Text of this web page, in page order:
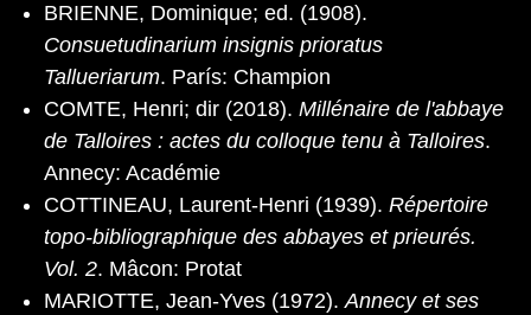
BRIENNE, Dominique; ed. (1908).
Consuetudinarium insignis prioratus
Tallueriarum. París: Champion
COMTE, Henri; dir (2018). Millénaire de l'abbaye
de Talloires : actes du colloque tenu à Talloires.
Annecy: Académie
COTTINEAU, Laurent-Henri (1939). Répertoire
topo-bibliographique des abbayes et prieurés.
Vol. 2. Mâcon: Protat
MARIOTTE, Jean-Yves (1972).Annecy et ses